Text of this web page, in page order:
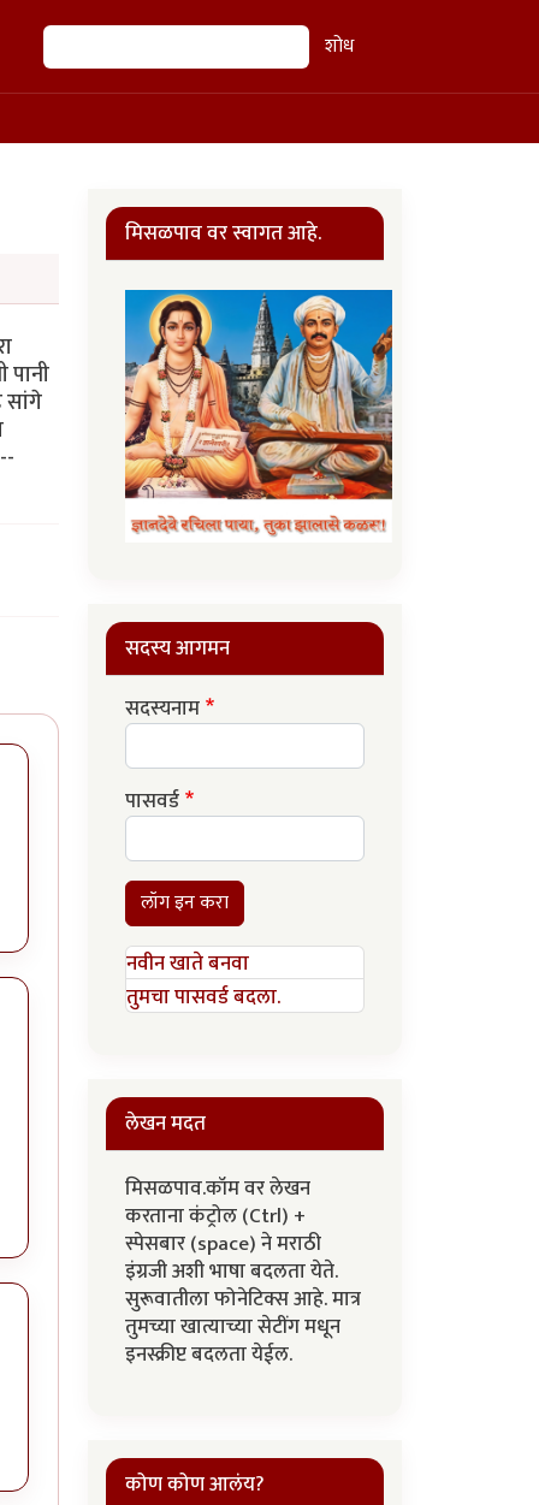
शोध शोध
सांगे
मिसळपाव वर स्वागत आहे.
सदस्य आगमन
सदस्यनाम
पासवर्ड
लॉग इन करा
नवीन खाते बनवा
तुमचा पासवर्ड बदला.
लेखन मदत
मिसळपाव.कॉम वर लेखन
करताना कंट्रोल (Ctrl) +
स्पेसबार (space) ने मराठी
इंग्रजी अशी भाषा बदलता येते.
सुरूवातीला फोनेटिक्स आहे. मात्र
तुमच्या खात्याच्या सेटींग मधून
इनस्क्रीप्ट बदलता येईल.
कोण कोण आलंय?